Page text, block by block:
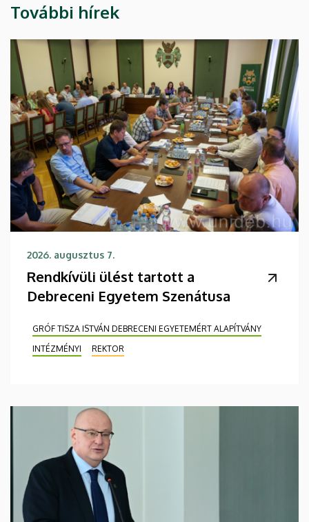
További hírek
2026. augusztus 7.
Rendkívüli ülést tartott a
Debreceni Egyetem Szenátusa
GRÓF TISZA ISTVÁN DEBRECENI EGYETEMÉRT ALAPÍTVÁNY
INTÉZMÉNYI
REKTOR